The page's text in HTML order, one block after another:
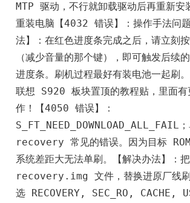
MTP 驱动，不行就卸载驱动后再重新安
重装电脑【4032 错误】：操作手法问
法】：在红色进度条完成之后，请立刻
（减少音量的那个键），即可触发后续
进度条。刷机过程最好有装电池一起刷
联想 S920 板块置顶的教程贴，里面有
作！【4050 错误】：
S_FT_NEED_DOWNLOAD_ALL_FAIL
recovery 常见的错误。因为目标
系统差距大无法单刷。【解决办法】：把
recovery.img 文件，替换进原厂线刷
选 RECOVERY, SEC_RO, CACHE,